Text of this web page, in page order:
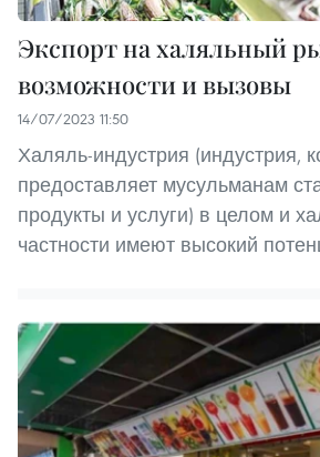
Экспорт на халяльный
возможности и вызовы
14/07/2023 11:50
Халяль-индустрия (индустрия,
предоставляет мусульманам
продукты и услуги) в целом и
частности имеют высокий